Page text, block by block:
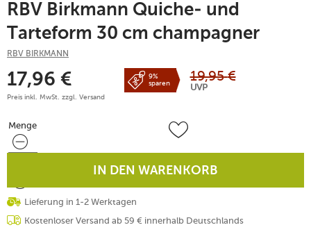
RBV Birkmann Quiche- und
Tarteform 30 cm champagner
RBV BIRKMANN
17,96 €
Preis inkl. MwSt. zzgl. Versand
9%
sparen
19,95 €
UVP
Menge
Menge
IN DEN WARENKORB
Lieferung in 1-2 Werktagen
Kostenloser Versand ab 59 € innerhalb Deutschlands